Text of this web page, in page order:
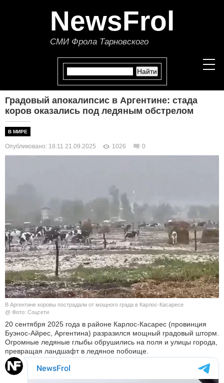
NewsFrol
СМИ Фрола Тарновского
НОВОСТИ
ПОЛИТИКА
В МИРЕ
ОБЩЕСТВО
КУЛЬТУРА
НАУКА
СПОРТ
АВТО И МОТО
ЭГОИЗМ
БЛОГ
Градовый апокалипсис в Аргентине: стада
коров оказались под ледяным обстрелом
В МИРЕ
Опубликовано: 18:11 21.09.2025 1026 0
В Аргентине коровы пострадали от мощного града в Карлос-Касаресе
@ Фото: Соцсети
20 сентября 2025 года в районе Карлос-Касарес (провинция
Буэнос-Айрес, Аргентина) разразился мощный градовый шторм.
Огромные ледяные глыбы обрушились на поля и улицы города,
превращая ландшафт в ледяное побоище.